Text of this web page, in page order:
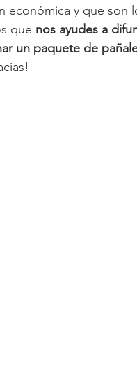
económica y que son
que nos ayudes a
un paquete de